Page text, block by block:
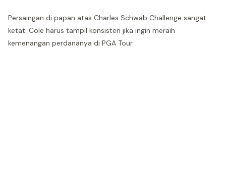
Persaingan di papan atas Charles Schwab Challenge sangat
ketat. Cole harus tampil konsisten jika ingin meraih
kemenangan perdananya di PGA Tour.